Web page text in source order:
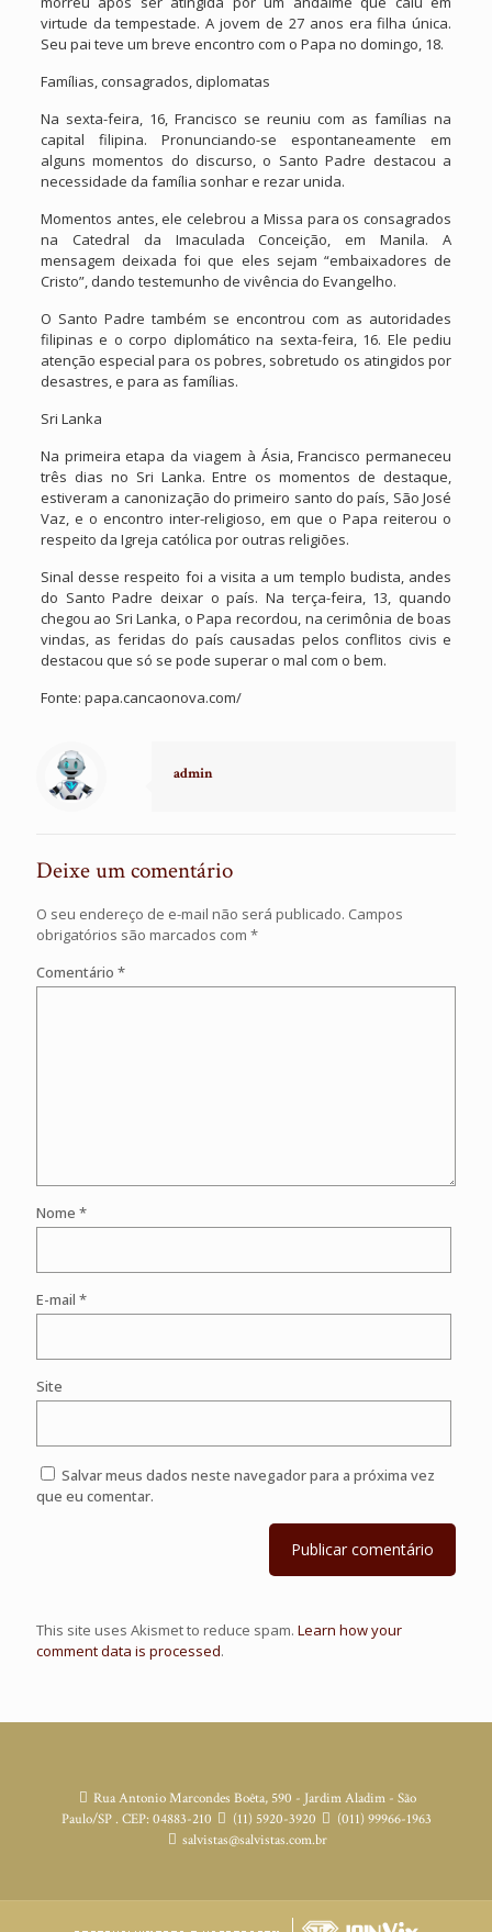
virtude da tempestade. A jovem de 27 anos era filha única.
Seu pai teve um breve encontro com o Papa no domingo, 18.
Famílias, consagrados, diplomatas
Na sexta-feira, 16, Francisco se reuniu com as famílias na
capital filipina. Pronunciando-se espontaneamente em
alguns momentos do discurso, o Santo Padre destacou a
necessidade da família sonhar e rezar unida.
Momentos antes, ele celebrou a Missa para os consagrados
na Catedral da Imaculada Conceição, em Manila. A
mensagem deixada foi que eles sejam “embaixadores de
Cristo”, dando testemunho de vivência do Evangelho.
O Santo Padre também se encontrou com as autoridades
filipinas e o corpo diplomático na sexta-feira, 16. Ele pediu
atenção especial para os pobres, sobretudo os atingidos por
desastres, e para as famílias.
Sri Lanka
Na primeira etapa da viagem à Ásia, Francisco permaneceu
três dias no Sri Lanka. Entre os momentos de destaque,
estiveram a canonização do primeiro santo do país, São José
Vaz, e o encontro inter-religioso, em que o Papa reiterou o
respeito da Igreja católica por outras religiões.
Sinal desse respeito foi a visita a um templo budista, andes
do Santo Padre deixar o país. Na terça-feira, 13, quando
chegou ao Sri Lanka, o Papa recordou, na cerimônia de boas
vindas, as feridas do país causadas pelos conflitos civis e
destacou que só se pode superar o mal com o bem.
Fonte: papa.cancaonova.com/
admin
Deixe um comentário
O seu endereço de e-mail não será publicado. Campos
obrigatórios são marcados com *
Comentário *
Nome *
E-mail *
Site
Salvar meus dados neste navegador para a próxima vez
que eu comentar.
This site uses Akismet to reduce spam. Learn how your
comment data is processed.
Rua Antonio Marcondes Boêta, 590 - Jardim Aladim - São
Paulo/SP . CEP: 04883-210
(11) 5920-3920
(011) 99966-1963
salvistas@salvistas.com.br